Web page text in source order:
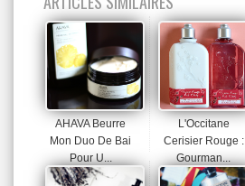
AHAVA Beurre
Mon Duo De Bai
Pour U...
L'Occitane
Cerisier Rouge :
Gourman...